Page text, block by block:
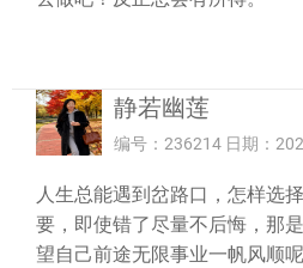
静若幽莲
编号：236214 日期：
人生总能遇到岔路口，怎样选
要，即使错了尽量不后悔，那
望自己前途无限事业一帆风顺